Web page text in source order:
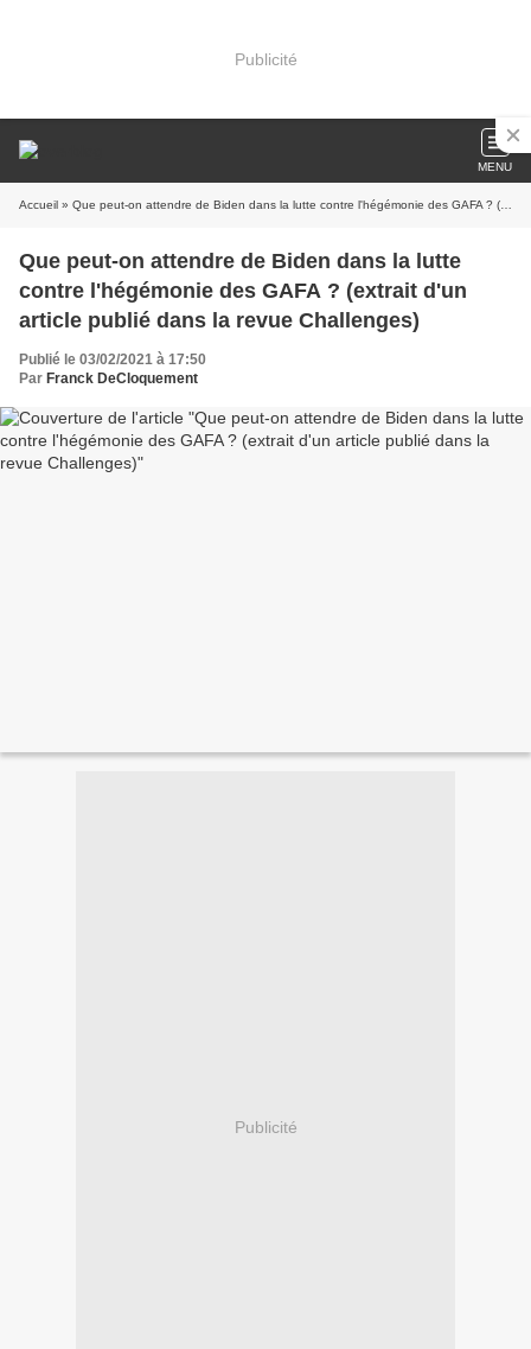
Publicité
MENU
Accueil » Que peut-on attendre de Biden dans la lutte contre l'hégémonie des GAFA ? (extrait d'un article publié dans la revue Challenges)
Que peut-on attendre de Biden dans la lutte
contre l'hégémonie des GAFA ? (extrait d'un
article publié dans la revue Challenges)
Publié le 03/02/2021 à 17:50
Par Franck DeCloquement
Publicité